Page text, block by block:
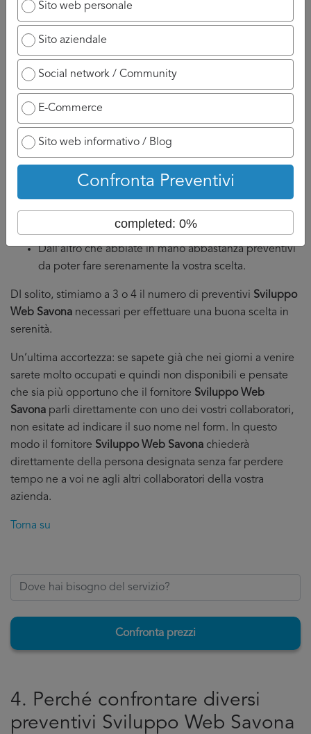
Noi inviamo loro la notifica relativa alla vostra richiesta
Sviluppo Web Savona
più breve tempo possibile.
Bisogna quindi considerare di essere richiamati nelle ore
che seguono fino ad un tempo massimo di 24/48 ore.
Inoltre, perché non siate sommersi dalle chiamate
limitiamo a 5 il numero di fornitori che possono chiamarvi,
ci sembra un numero ragionevole cosi che:
Da un lato voi non siate sommersi dalle telefonate e
quindi possiate dedicare il tempo necessario ai
fornitori.
Dall’altro che abbiate in mano abbastanza preventivi
da poter fare serenamente la vostra scelta.
DI solito, stimiamo a 3 o 4 il numero di preventivi Sviluppo
Web Savona necessari per effettuare una buona scelta in
serenità.
Un’ultima accortezza: se sapete già che nei giorni a venire
sarete molto occupati e quindi non disponibili e pensate
che sia più opportuno che il fornitore Sviluppo Web
Savona parli direttamente con uno dei vostri collaboratori,
non esitate ad indicare il suo nome nel form. In questo
modo il fornitore Sviluppo Web Savona chiederà
direttamente della persona designata senza far perdere
tempo ne a voi ne agli altri collaboratori della vostra
azienda.
Torna su
Confronta prezzi
4. Perché confrontare diversi
preventivi Sviluppo Web Savona
Sito web personale
Sito aziendale
Social network / Community
E-Commerce
Sito web informativo / Blog
Confronta Preventivi
completed: 0%